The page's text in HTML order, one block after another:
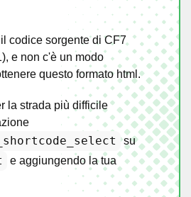
codice sorgente di CF7
e non c'è un modo
questo formato html.
la strada più difficile
su
e aggiungendo la tua